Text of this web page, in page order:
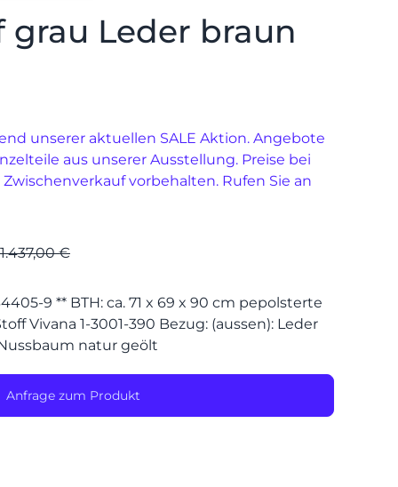
grau Leder braun
unserer aktuellen SALE Aktion. Angebote
aus unserer Ausstellung. Preise bei
vorbehalten. Rufen Sie an
1.437,00 €
9 ** BTH: ca. 71 x 69 x 90 cm pepolsterte
Vivana 1-3001-390 Bezug: (aussen): Leder
natur geölt
Anfrage zum Produkt